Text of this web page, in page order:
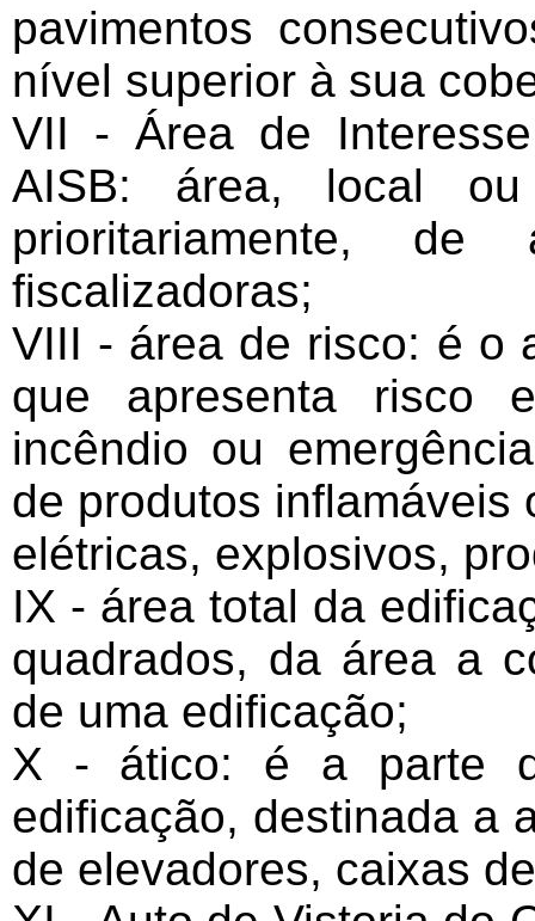
pavimentos
nível superior à sua
VII - Área de
AISB: área, local ou
prioritariamente, de
fiscalizadoras;
VIII - área de risco: é o
que apresenta risco
incêndio ou
de produtos
elétricas, explosivos,
IX - área total da
quadrados, da área a
de uma edificação;
X - ático: é a parte
edificação, destinada a
de elevadores, caixas